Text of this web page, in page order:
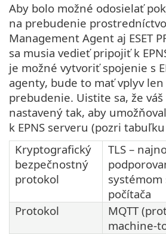
Aby bolo možné odosielať
na prebudenie
Management Agent aj ESET
sa musia vedieť pripojiť k
je možné vytvoriť spojenie s
agenty, bude to mať vplyv
prebudenie. Uistite sa, že
nastavený tak, aby
k EPNS serveru (pozri
Kryptografický
bezpečnostný
protokol
TLS –
systémom
počítača
Protokol
MQTT
machine-